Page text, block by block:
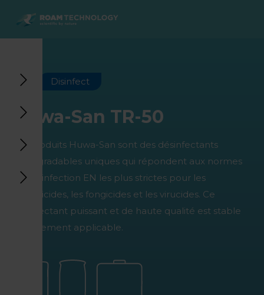
ROAM
Agro Solutions
Produits
Tous les cas
Livestock Solutions
Produits
Tous les cas
Industrial Applications
Produits
Tous les cas
Medical Support
Produits Medical Support
Tous les cas
Disinfect
Huwa-San TR-50
Les produits Huwa-San sont des désinfectants
biodégradables uniques qui répondent aux normes
de désinfection EN les plus strictes pour les
bactéricides, les fongicides et les virucides. Ce
désinfectant puissant et de haute qualité est stable
et largement applicable.